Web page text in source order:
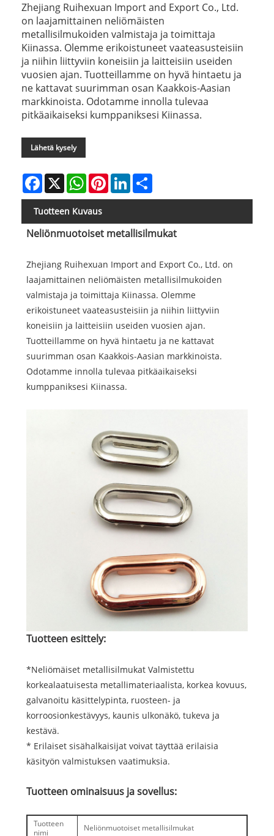
Zhejiang Ruihexuan Import and Export Co., Ltd.
on laajamittainen neliömäisten
metallisilmukoiden valmistaja ja toimittaja
Kiinassa. Olemme erikoistuneet vaateasusteisiin
ja niihin liittyviin koneisiin ja laitteisiin useiden
vuosien ajan. Tuotteillamme on hyvä hintaetu ja
ne kattavat suurimman osan Kaakkois-Aasian
markkinoista. Odotamme innolla tulevaa
pitkäaikaiseksi kumppaniksesi Kiinassa.
Lähetä kysely
Facebook
X WhatsAppPinterestLinkedIn
Tuotteen Kuvaus
Neliönmuotoiset metallisilmukat
Zhejiang Ruihexuan Import and Export Co., Ltd. on
laajamittainen neliömäisten metallisilmukoiden
valmistaja ja toimittaja Kiinassa. Olemme
erikoistuneet vaateasusteisiin ja niihin liittyviin
koneisiin ja laitteisiin useiden vuosien ajan.
Tuotteillamme on hyvä hintaetu ja ne kattavat
suurimman osan Kaakkois-Aasian markkinoista.
Odotamme innolla tulevaa pitkäaikaiseksi
kumppaniksesi Kiinassa.
Tuotteen esittely:
*Neliömäiset metallisilmukat Valmistettu
korkealaatuisesta metallimateriaalista, korkea kovuus,
galvanoitu käsittelypinta, ruosteen- ja
korroosionkestävyys, kaunis ulkonäkö, tukeva ja
kestävä.
* Erilaiset sisähalkaisijat voivat täyttää erilaisia ​​
käsityön valmistuksen vaatimuksia.
Tuotteen ominaisuus ja sovellus:
Tuotteen
nimi
Neliönmuotoiset metallisilmukat